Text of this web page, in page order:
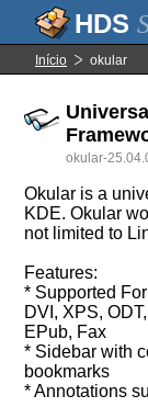
Início okular
okular-
Okular is a
KDE. Okular
not limited to
Features:
* Supported
DVI, XPS,
EPub, Fax
* Sidebar with
bookmarks
* Annotations